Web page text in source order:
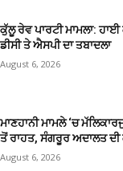
ਕੁੱਲੂ ਰੇਵ ਪਾਰਟੀ ਮਾਮਲਾ:
ਡੀਸੀ ਤੇ ਐਸਪੀ ਦਾ ਤਬਾਦਲਾ
August 6, 2026
ਮਾਣਹਾਨੀ ਮਾਮਲੇ ‘ਚ
ਤੋਂ ਰਾਹਤ, ਸੰਗਰੂਰ ਅਦਾਲਤ
August 6, 2026